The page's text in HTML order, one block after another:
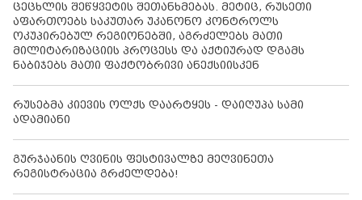
ცეცხლის შეწყვეტის შეთანხმებას. მეტიც, რუსეთი
აფართოებს საკუთარ უკანონო კონტროლს
ოკუპირებულ რეგიონებში, აგრძელებს მათი
მილიტარიზაციის პროცესს და აქტიურად დგამს
ნაბიჯებს მათი ფაქტობრივი ანექსიისკენ
რუსებმა კიევის ოლქს დაარტყეს - დაიღუპა სამი
ადამიანი
გურჯაანის ღვინის ფესტივალზე მეღვინეთა
რეგისტრაცია გრძელდება!